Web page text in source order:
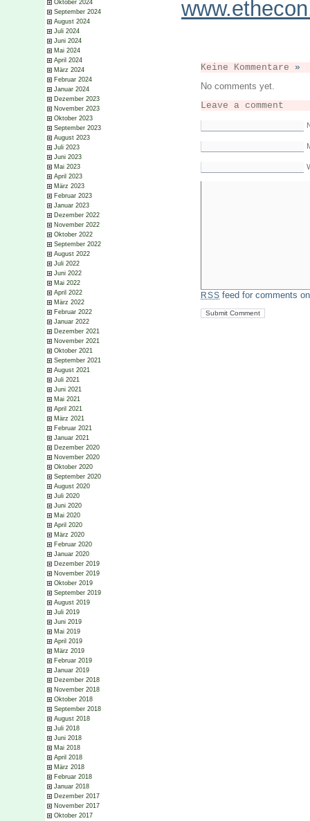
Oktober 2024
September 2024
August 2024
Juli 2024
Juni 2024
Mai 2024
April 2024
März 2024
Februar 2024
Januar 2024
Dezember 2023
November 2023
Oktober 2023
September 2023
August 2023
Juli 2023
Juni 2023
Mai 2023
April 2023
März 2023
Februar 2023
Januar 2023
Dezember 2022
November 2022
Oktober 2022
September 2022
August 2022
Juli 2022
Juni 2022
Mai 2022
April 2022
März 2022
Februar 2022
Januar 2022
Dezember 2021
November 2021
Oktober 2021
September 2021
August 2021
Juli 2021
Juni 2021
Mai 2021
April 2021
März 2021
Februar 2021
Januar 2021
Dezember 2020
November 2020
Oktober 2020
September 2020
August 2020
Juli 2020
Juni 2020
Mai 2020
April 2020
März 2020
Februar 2020
Januar 2020
Dezember 2019
November 2019
Oktober 2019
September 2019
August 2019
Juli 2019
Juni 2019
Mai 2019
April 2019
März 2019
Februar 2019
Januar 2019
Dezember 2018
November 2018
Oktober 2018
September 2018
August 2018
Juli 2018
Juni 2018
Mai 2018
April 2018
März 2018
Februar 2018
Januar 2018
Dezember 2017
November 2017
Oktober 2017
Keine Kommentare »
No comments yet.
Leave a comment
RSS feed for comments